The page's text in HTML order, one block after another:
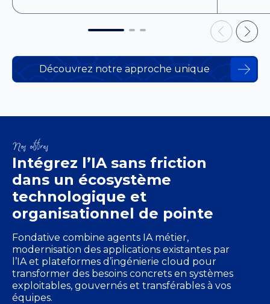
Découvrez notre approche unique
Nos offres
Intégrez l’IA sans friction
dans un écosystème
technologique et
organisationnel de pointe
Fondative combine agents IA métier,
modernisation des applications existantes par
l’IA et plateformes d’ingénierie cloud pour
transformer des besoins concrets en systèmes
exploitables, gouvernés et transférables à vos
équipes.